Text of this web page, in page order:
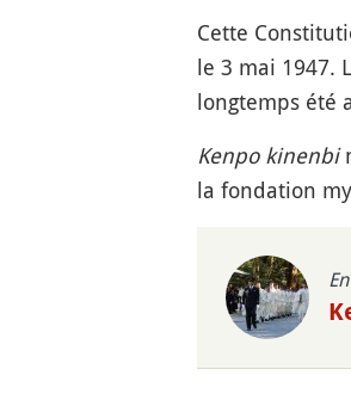
Cette
le 3 mai 1947.
longtemps été
Kenpo kinenbi
la fondation